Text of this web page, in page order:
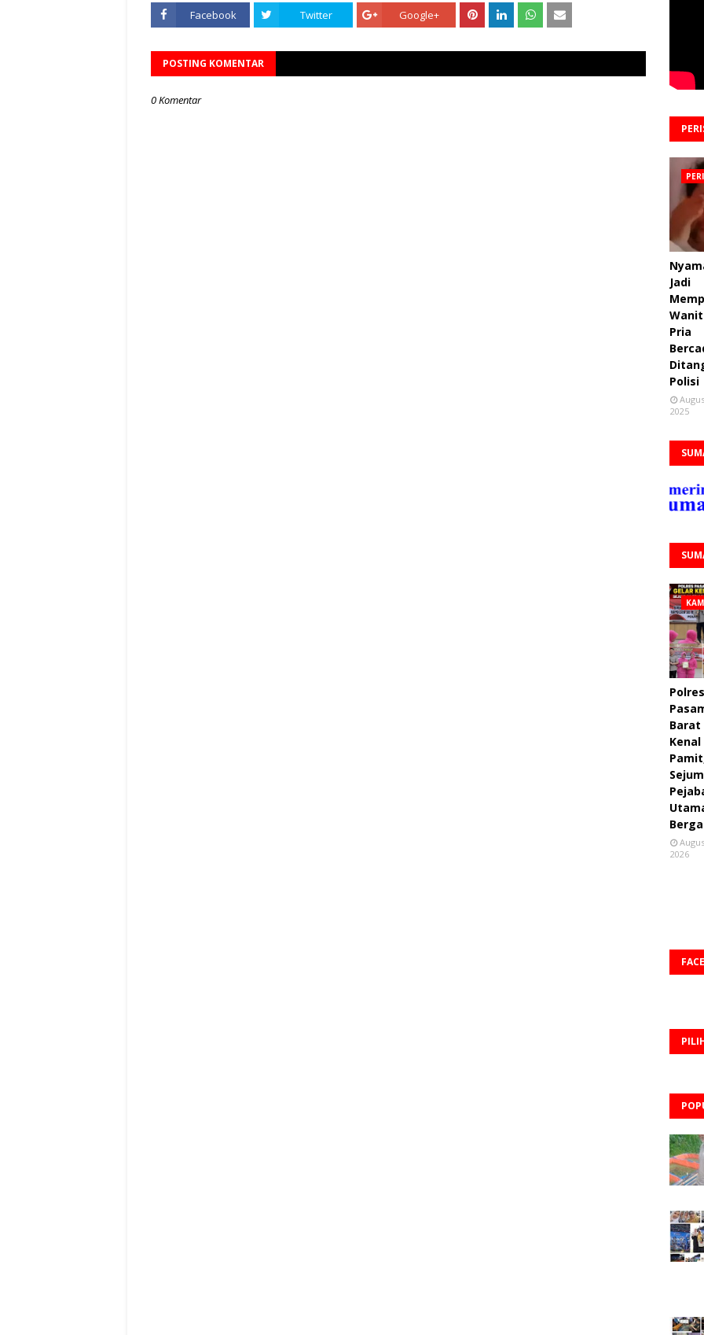
Facebook Twitter Google+
POSTING KOMENTAR
0 Komentar
Jadi
Pria
Polisi
2025
Polres
Barat
Kenal
2026